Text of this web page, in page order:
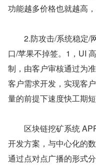
功能越多价格也就越高
2.防攻击/系统稳定/
口/苹果不掉签。1，UI
制，由客户审核通过为
客户需求开发，实现客
量的前提下速度快工期
区块链挖矿系统 APP
开发方案，与中心化的
通过点对点广播的形式